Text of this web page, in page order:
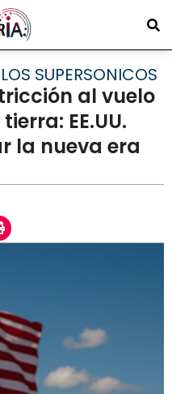
SUPERSONICOS
al vuelo
EE.UU.
la nueva era